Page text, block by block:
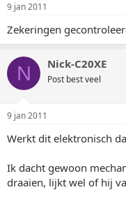
9 jan 2011
Zekeringen
N Nick-C20XE
Post best veel
9 jan 2011
Werkt dit elektronisch
Ik dacht gewoon
draaien, lijkt wel of hij